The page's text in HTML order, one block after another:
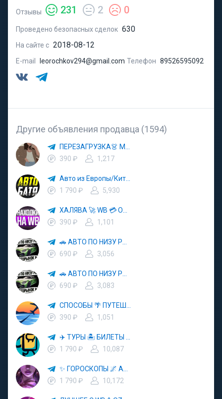
Отзывы 231 2 0
Проведено безопасных сделок 630
На сайте с 2018-08-12
E-mail leorochkov294@gmail.com Телефон 89526595092
Другие объявления продавца (1594)
390 ₽
1,217
1 790 ₽
5,930
390 ₽
1,101
690 ₽
3,056
690 ₽
3,083
390 ₽
1,051
1 790 ₽
10,087
1 790 ₽
10,172